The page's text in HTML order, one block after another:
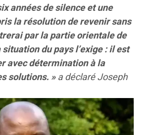
années de silence et une
la résolution de revenir sans
par la partie orientale de
du pays l’exige : il est
avec détermination à la
solutions. »a déclaré Joseph